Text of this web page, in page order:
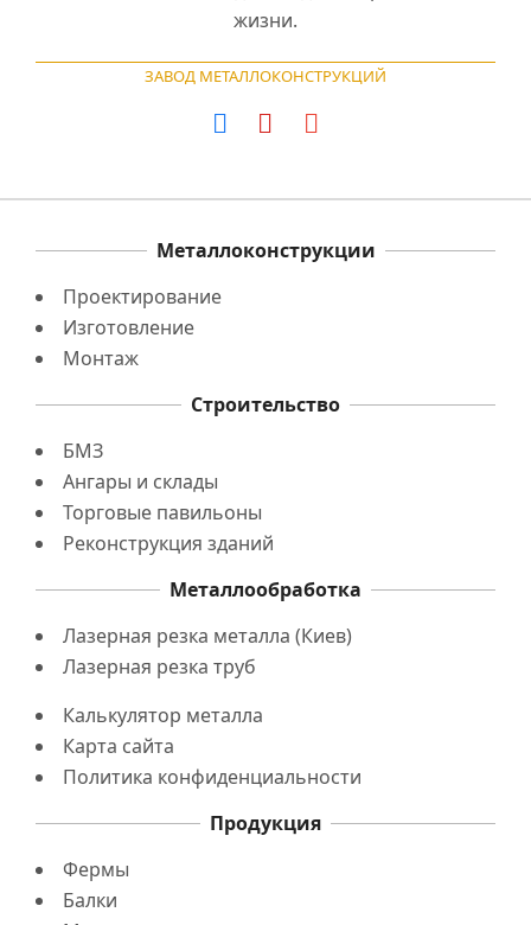
жизни.
ЗАВОД МЕТАЛЛОКОНСТРУКЦИЙ
Металлоконструкции
Проектирование
Изготовление
Монтаж
Строительство
БМЗ
Ангары и склады
Торговые павильоны
Реконструкция зданий
Металлообработка
Лазерная резка металла (Киев)
Лазерная резка труб
Калькулятор металла
Карта сайта
Политика конфиденциальности
Продукция
Фермы
Балки